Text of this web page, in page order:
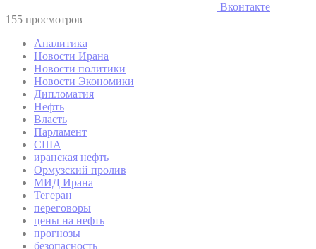
Вконтакте
155 просмотров
Аналитика
Новости Ирана
Новости политики
Новости Экономики
Дипломатия
Нефть
Власть
Парламент
США
иранская нефть
Ормузский пролив
МИД Ирана
Тегеран
переговоры
цены на нефть
прогнозы
безопасность